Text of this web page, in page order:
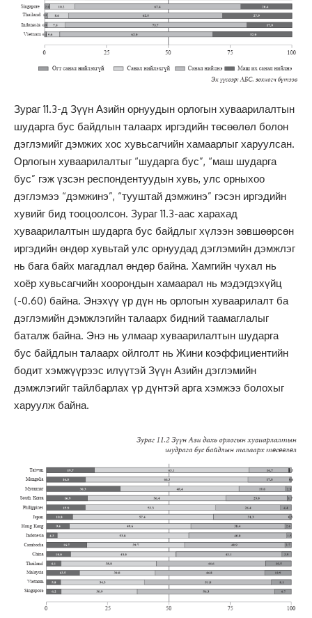
Зураг 11.3-д Зүүн Азийн орнуудын орлогын хуваарилалтын
шударга бус байдлын талаарх иргэдийн төсөөлөл болон
дэглэмийг дэмжих хос хувьсагчийн хамаарлыг харуулсан.
Орлогын хуваарилалтыг “шударга бус”, “маш шударга
бус” гэж үзсэн респондентуудын хувь, улс орныхоо
дэглэмээ “дэмжинэ”, “тууштай дэмжинэ” гэсэн иргэдийн
хувийг бид тооцоолсон. Зураг 11.3-аас харахад
хуваарилалтын шударга бус байдлыг хүлээн зөвшөөрсөн
иргэдийн өндөр хувьтай улс орнуудад дэглэмийн дэмжлэг
нь бага байх магадлал өндөр байна. Хамгийн чухал нь
хоёр хувьсагчийн хоорондын хамаарал нь мэдэгдэхүйц
(-0.60) байна. Энэхүү үр дүн нь орлогын хуваарилалт ба
дэглэмийн дэмжлэгийн талаарх бидний таамаглалыг
баталж байна. Энэ нь улмаар хуваарилалтын шударга
бус байдлын талаарх ойлголт нь Жини коэффициентийн
бодит хэмжүүрээс илүүтэй Зүүн Азийн дэглэмийн
дэмжлэгийг тайлбарлах үр дүнтэй арга хэмжээ болохыг
харуулж байна.